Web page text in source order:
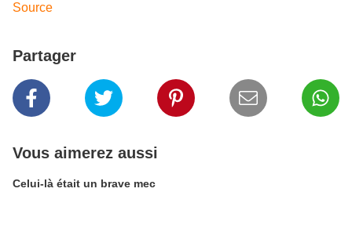
Source
Partager
Vous aimerez aussi
Celui-là était un brave mec